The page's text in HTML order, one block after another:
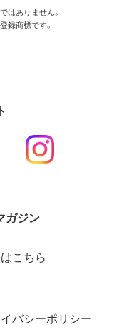
はありません。
録商標です。
ガジン
こちら
バシーポリシー